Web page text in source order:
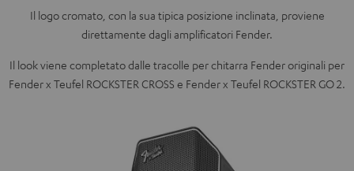
Il logo cromato, con la sua tipica posizione inclinata, proviene
direttamente dagli amplificatori Fender.
Il look viene completato dalle tracolle per chitarra Fender originali per
Fender x Teufel ROCKSTER CROSS e Fender x Teufel ROCKSTER GO 2.